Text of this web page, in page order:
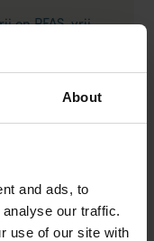
About
and ads, to
our traffic.
use of our site with
en PFAS-vrij